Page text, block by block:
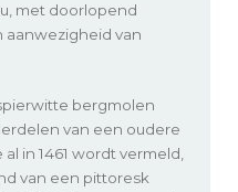
met doorlopend
aanwezigheid van
bergmolen
van een oudere
in 1461 wordt vermeld,
van een pittoresk